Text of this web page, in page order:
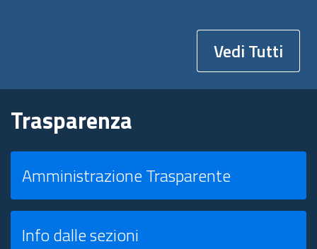
Vedi Tutti
Trasparenza
Amministrazione Trasparente
Info dalle sezioni